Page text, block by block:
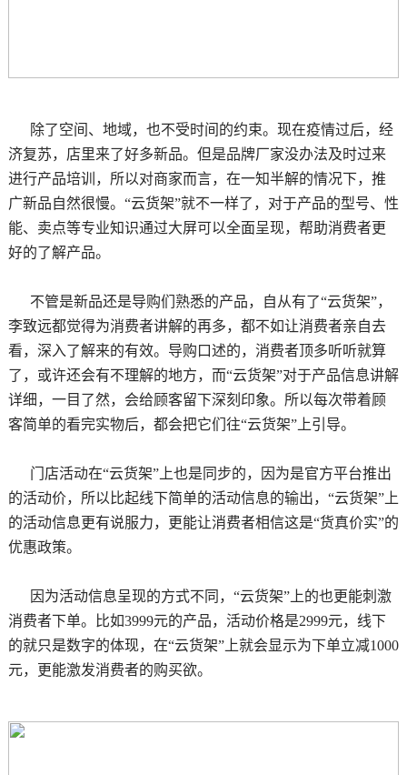
除了空间、地域，也不受时间的约束。现在疫情过后，经
济复苏，店里来了好多新品。但是品牌厂家没办法及时过来
进行产品培训，所以对商家而言，在一知半解的情况下，推
广新品自然很慢。“云货架”就不一样了，对于产品的型号、性
能、卖点等专业知识通过大屏可以全面呈现，帮助消费者更
好的了解产品。
不管是新品还是导购们熟悉的产品，自从有了“云货架”，
李致远都觉得为消费者讲解的再多，都不如让消费者亲自去
看，深入了解来的有效。导购口述的，消费者顶多听听就算
了，或许还会有不理解的地方，而“云货架”对于产品信息讲解
详细，一目了然，会给顾客留下深刻印象。所以每次带着顾
客简单的看完实物后，都会把它们往“云货架”上引导。
门店活动在“云货架”上也是同步的，因为是官方平台推出
的活动价，所以比起线下简单的活动信息的输出，“云货架”上
的活动信息更有说服力，更能让消费者相信这是“货真价实”的
优惠政策。
因为活动信息呈现的方式不同，“云货架”上的也更能刺激
消费者下单。比如3999元的产品，活动价格是2999元，线下
的就只是数字的体现，在“云货架”上就会显示为下单立减1000
元，更能激发消费者的购买欲。